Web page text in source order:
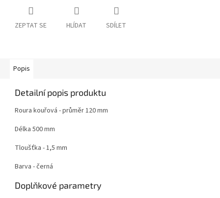
ZEPTAT SE HLÍDAT SDÍLET
Popis
Detailní popis produktu
Roura kouřová - průměr 120 mm
Délka 500 mm
Tloušťka - 1,5 mm
Barva - černá
Doplňkové parametry